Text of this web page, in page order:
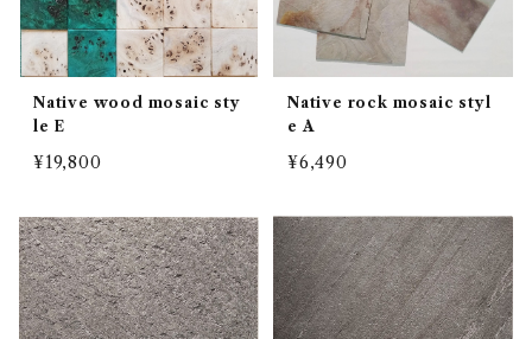
Native wood mosaic sty
le E
¥19,800
Native rock mosaic styl
e A
¥6,490